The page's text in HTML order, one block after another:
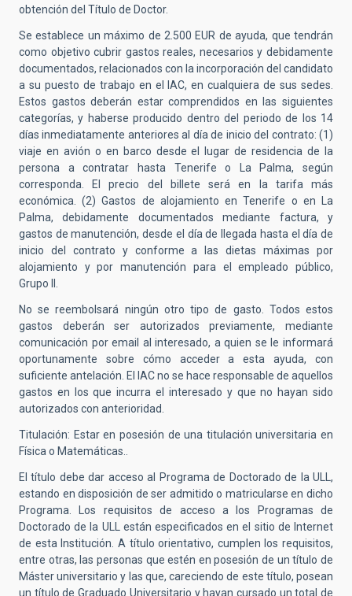
obtención del Título de Doctor.
Se establece un máximo de 2.500 EUR de ayuda, que tendrán
como objetivo cubrir gastos reales, necesarios y debidamente
documentados, relacionados con la incorporación del candidato
a su puesto de trabajo en el IAC, en cualquiera de sus sedes.
Estos gastos deberán estar comprendidos en las siguientes
categorías, y haberse producido dentro del periodo de los 14
días inmediatamente anteriores al día de inicio del contrato: (1)
viaje en avión o en barco desde el lugar de residencia de la
persona a contratar hasta Tenerife o La Palma, según
corresponda. El precio del billete será en la tarifa más
económica. (2) Gastos de alojamiento en Tenerife o en La
Palma, debidamente documentados mediante factura, y
gastos de manutención, desde el día de llegada hasta el día de
inicio del contrato y conforme a las dietas máximas por
alojamiento y por manutención para el empleado público,
Grupo II.
No se reembolsará ningún otro tipo de gasto. Todos estos
gastos deberán ser autorizados previamente, mediante
comunicación por email al interesado, a quien se le informará
oportunamente sobre cómo acceder a esta ayuda, con
suficiente antelación. El IAC no se hace responsable de aquellos
gastos en los que incurra el interesado y que no hayan sido
autorizados con anterioridad.
Titulación: Estar en posesión de una titulación universitaria en
Física o Matemáticas..
El título debe dar acceso al Programa de Doctorado de la ULL,
estando en disposición de ser admitido o matricularse en dicho
Programa. Los requisitos de acceso a los Programas de
Doctorado de la ULL están especificados en el sitio de Internet
de esta Institución. A título orientativo, cumplen los requisitos,
entre otras, las personas que estén en posesión de un título de
Máster universitario y las que, careciendo de este título, posean
un título de Graduado Universitario y hayan cursado un total de